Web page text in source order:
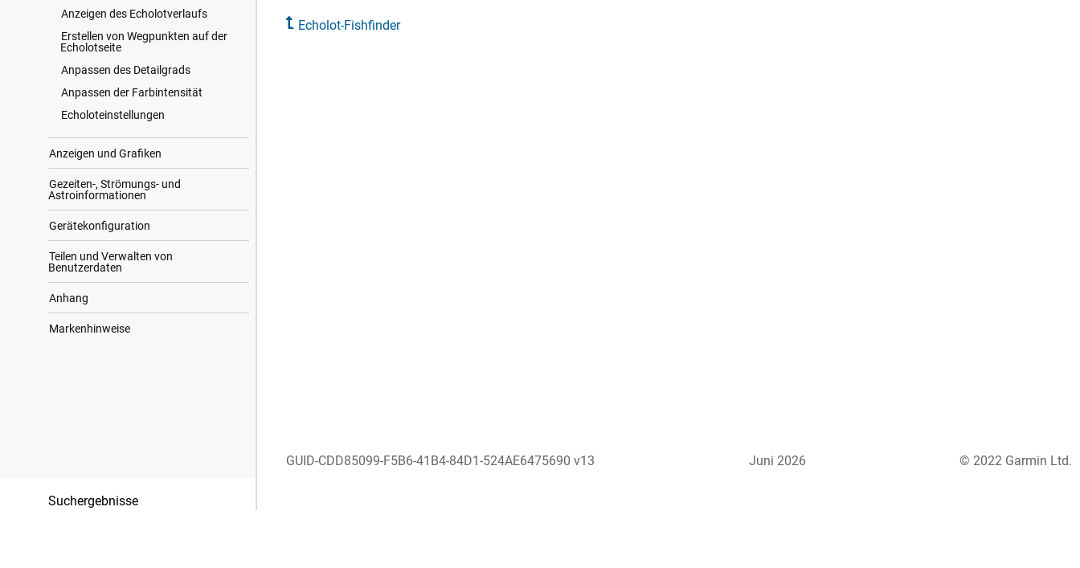
Anzeigen des Echolotverlaufs
Erstellen von Wegpunkten auf der
Echolotseite
Anpassen des Detailgrads
Anpassen der Farbintensität
Echoloteinstellungen
Anzeigen und Grafiken
Gezeiten-, Strömungs- und
Astroinformationen
Gerätekonfiguration
Teilen und Verwalten von
Benutzerdaten
Anhang
Markenhinweise
Suchergebnisse
Echolot-Fishfinder
GUID-CDD85099-F5B6-41B4-84D1-524AE6475690 v13 Juni 2026 © 2022 Garmin Ltd.